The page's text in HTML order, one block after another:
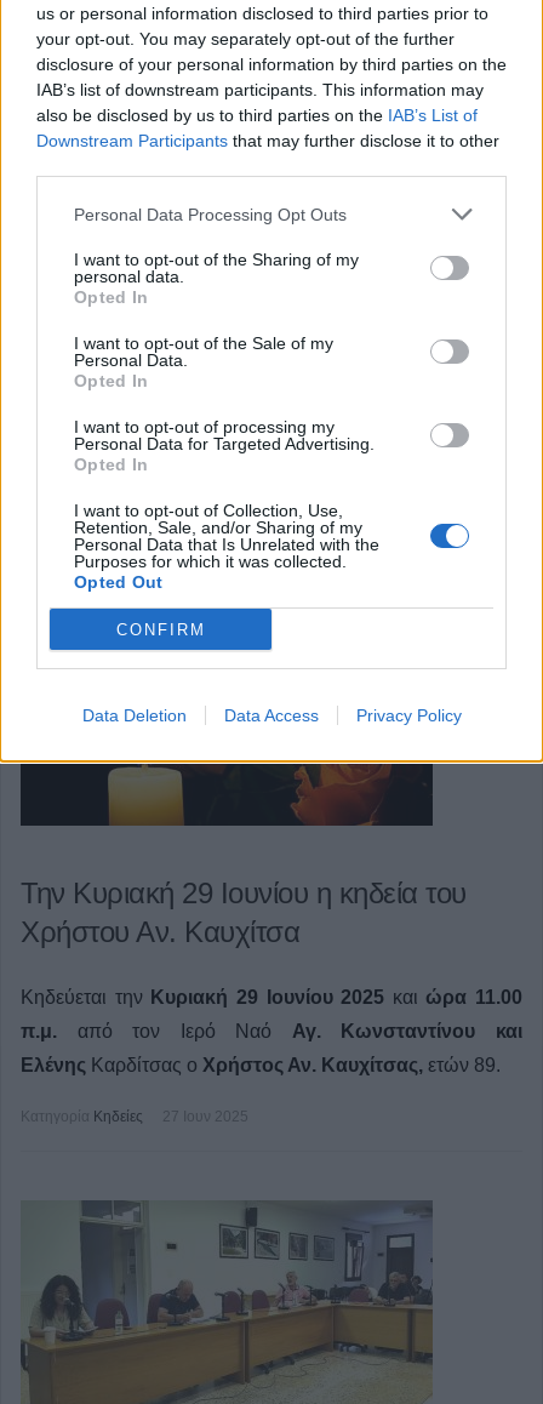
us or personal information disclosed to third parties prior to
your opt-out. You may separately opt-out of the further
disclosure of your personal information by third parties on the
IAB’s list of downstream participants. This information may
also be disclosed by us to third parties on the IAB’s List of
Downstream Participants that may further disclose it to other
Personal Data Processing Opt Outs
I want to opt-out of the Sharing of my
personal data.
Opted In
I want to opt-out of the Sale of my
Personal Data.
Opted In
I want to opt-out of processing my
Personal Data for Targeted Advertising.
Opted In
I want to opt-out of Collection, Use,
Retention, Sale, and/or Sharing of my
Personal Data that Is Unrelated with the
Purposes for which it was collected.
Opted Out
CONFIRM
Data Deletion Data Access Privacy Policy
Πραγματοποιήθηκε η εκδήλωση
ευαισθητοποίησης του Ινστιτούτου
Αντιναρκωτικής Δράσης – P.A.D.A. στο
Κάστρο Φαναρίου
Με αφορμή την Παγκόσμια Ημέρα κατά των Ναρκωτικών,
την Πέμπτη 26 Ιουνίου 2025, πραγματοποιήθηκε με
Κάστρου (Φρουρίου) Φαναρίου μια ξεχωριστή εκδήλωση
ευαισθητοποίησης, με πρωτοβουλία του Ινστιτούτου
Αντιναρκωτικής Δράσης – P.A.D.A. και σε συνεργασία με
το Δήμο Μουζακίου.
Κατηγορία Τοπική Επικαιρότητα 27 Ιουν 2025
Την Κυριακή 29 Ιουνίου η κηδεία του
Χρήστου Αν. Καυχίτσα
Κηδεύεται την Κυριακή 29 Ιουνίου 2025 και ώρα 11.00
π.μ. από τον Ιερό Ναό Αγ. Κωνσταντίνου και
Ελένης Καρδίτσας ο Χρήστος Αν. Καυχίτσας, ετών 89.
Κατηγορία Κηδείες 27 Ιουν 2025